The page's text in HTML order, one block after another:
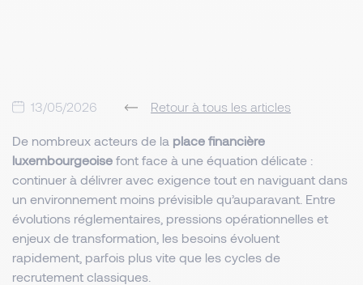
13/05/2026 Retour à tous les articles
De nombreux acteurs de la place financière
luxembourgeoise font face à une équation délicate :
continuer à délivrer avec exigence tout en naviguant dans
un environnement moins prévisible qu’auparavant. Entre
évolutions réglementaires, pressions opérationnelles et
enjeux de transformation, les besoins évoluent
rapidement, parfois plus vite que les cycles de
recrutement classiques.